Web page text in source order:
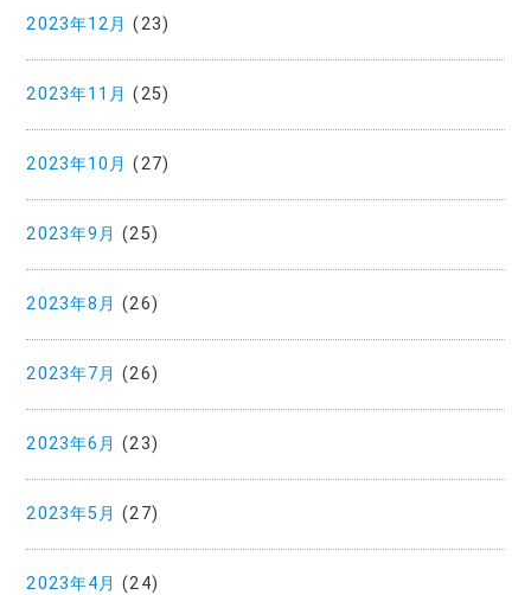
2023年12月 (23)
2023年11月 (25)
2023年10月 (27)
2023年9月 (25)
2023年8月 (26)
2023年7月 (26)
2023年6月 (23)
2023年5月 (27)
2023年4月 (24)